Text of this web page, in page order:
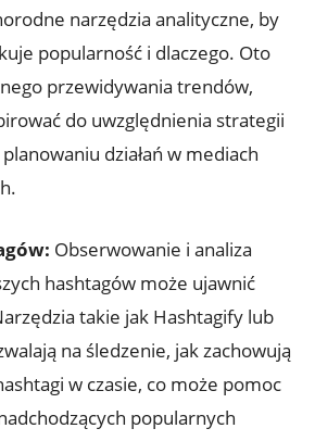
narzędzia analityczne, by
popularność i dlaczego. Oto
przewidywania trendów,
do uwzględnienia strategii
działań w mediach
Obserwowanie i analiza
hashtagów może ujawnić
takie jak Hashtagify lub
na śledzenie, jak zachowują
w czasie, co może pomoc
popularnych